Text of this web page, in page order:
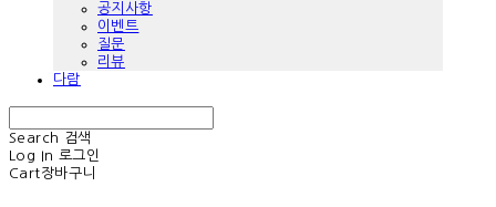
공지사항
이벤트
질문
리뷰
다람
Search
검색
Log In 로그인
Cart장바구니